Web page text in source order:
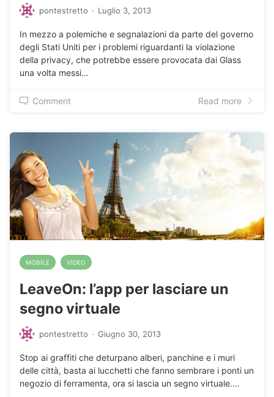
pontestretto · Luglio 3, 2013
In mezzo a polemiche e segnalazioni da parte del governo
degli Stati Uniti per i problemi riguardanti la violazione
della privacy, che potrebbe essere provocata dai Glass
una volta messi…
Comment Read more
MOBILE VIDEO
LeaveOn: l’app per lasciare un
segno virtuale
pontestretto · Giugno 30, 2013
Stop ai graffiti che deturpano alberi, panchine e i muri
delle città, basta ai lucchetti che fanno sembrare i ponti un
negozio di ferramenta, ora si lascia un segno virtuale.…